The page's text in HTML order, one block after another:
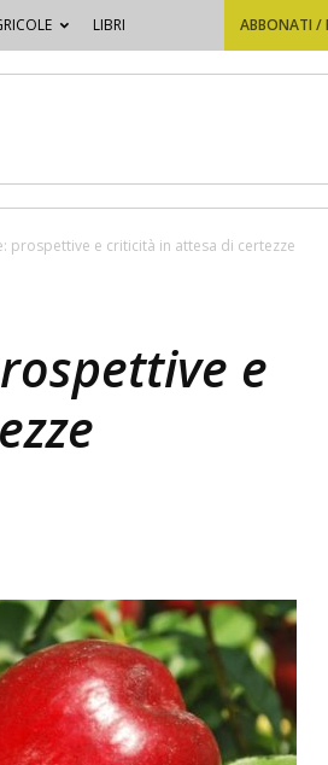
LIBRI ABBONATI /
prospettive e criticità in attesa di certezze
e